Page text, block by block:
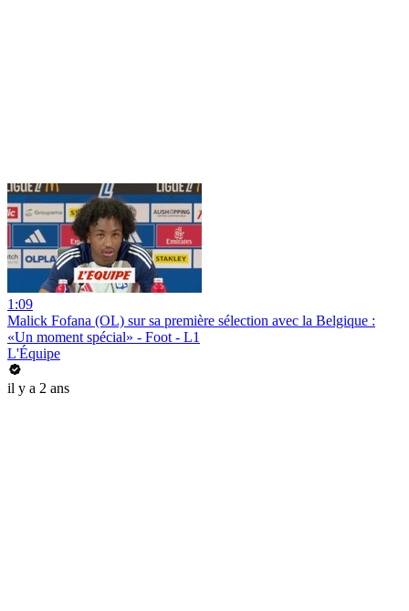
1:09
Malick Fofana (OL) sur sa première sélection avec la Belgique :
«Un moment spécial» - Foot - L1
L'Équipe
il y a 2 ans